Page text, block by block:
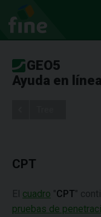
GEO5
Ayuda en línea
CPT
El cuadro "CPT"
pruebas de